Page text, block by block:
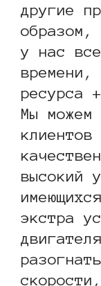
другие
образом,
у нас
времени,
ресурса
Мы можем
высокий
экстра